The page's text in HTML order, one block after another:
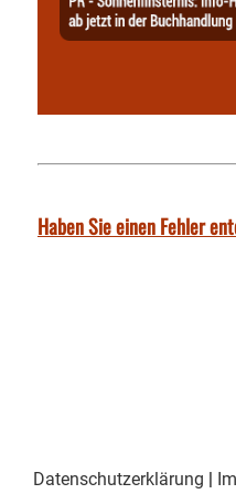
Haben Sie einen Fehler
Datenschutzerklärung |